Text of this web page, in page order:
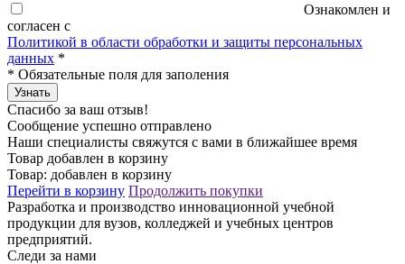
Ознакомлен и
согласен с
Политикой в области обработки и защиты персональных
данных *
* Обязательные поля для заполения
Узнать
Спасибо за ваш отзыв!
Сообщение успешно отправлено
Наши специалисты свяжутся с вами в ближайшее время
Товар добавлен в корзину
Товар: добавлен в корзину
Перейти в корзину Продолжить покупки
Разработка и производство инновационной учебной
продукции для вузов, колледжей и учебных центров
предприятий.
Следи за нами